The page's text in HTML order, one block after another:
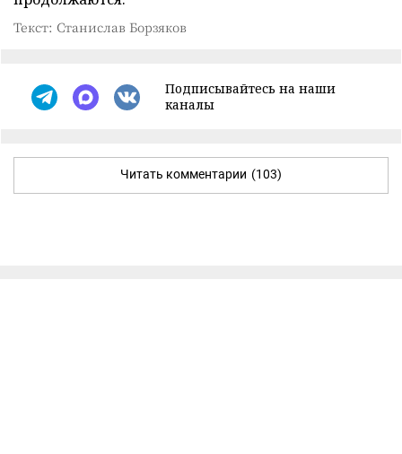
Текст: Станислав Борзяков
Подписывайтесь на наши
каналы
Читать комментарии (103)